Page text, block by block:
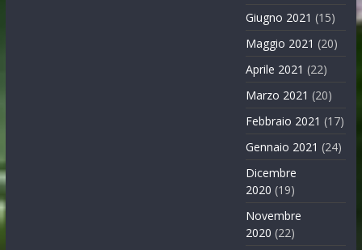
Giugno 2021 (15)
Maggio 2021 (20)
Aprile 2021 (22)
Marzo 2021 (20)
Febbraio 2021 (17)
Gennaio 2021 (24)
Dicembre
2020 (19)
Novembre
2020 (22)